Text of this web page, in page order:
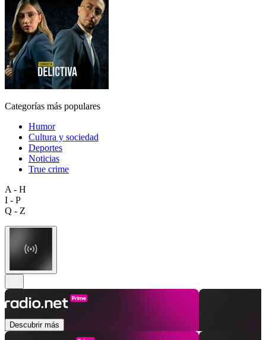
Categorías más populares
Humor
Cultura y sociedad
Deportes
Noticias
True crime
A - H
I - P
Q - Z
Descubrir más